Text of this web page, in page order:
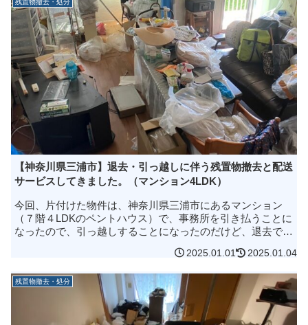
【神奈川県三浦市】退去・引っ越しに伴う残置物撤去と配送
サービスしてきました。（マンション4LDK）
今回、片付けた物件は、神奈川県三浦市にあるマンション
（７階４LDKのペントハウス）で、事務所を引き払うことに
なったので、引っ越しすることになったのだけど、退去でき
2025.01.01 2025.01.04
残置物撤去・処分